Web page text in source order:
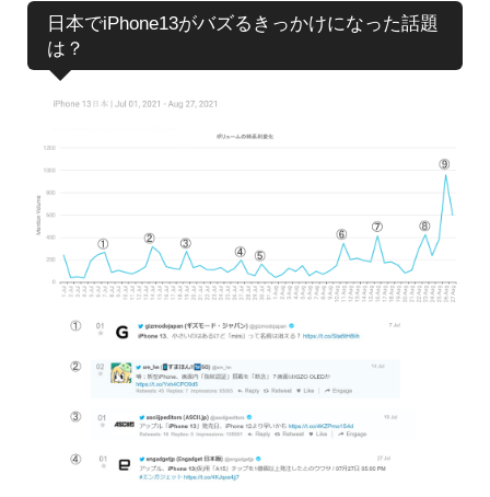
日本でiPhone13がバズるきっかけになった話題
は？